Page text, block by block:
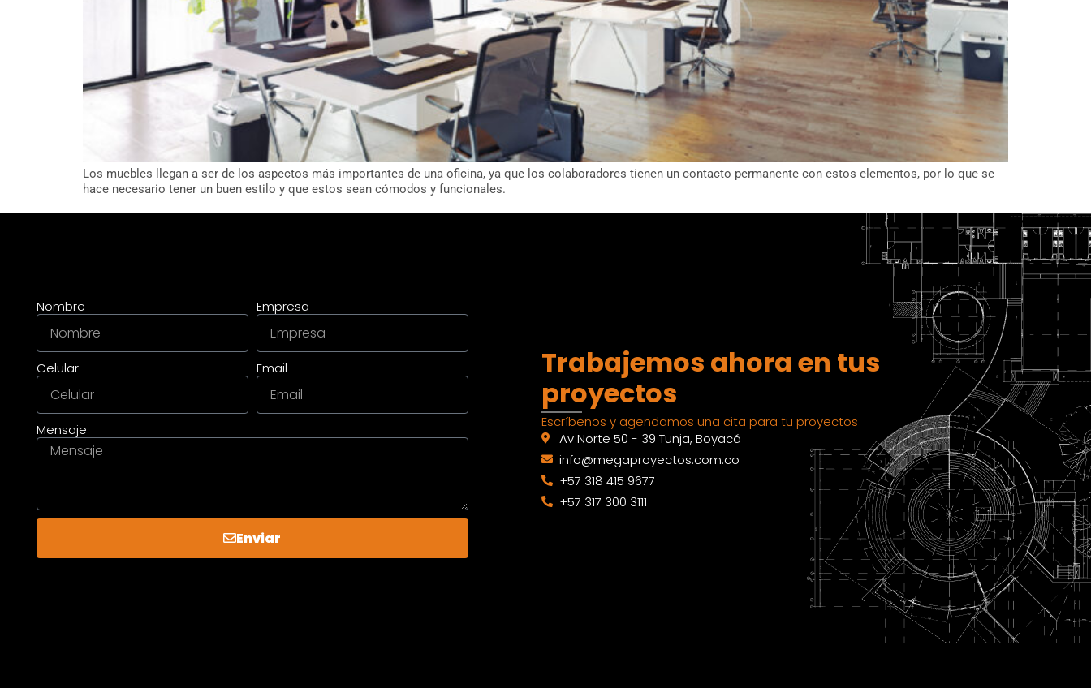
Los muebles llegan a ser de los aspectos más importantes de una oficina, ya que los colaboradores tienen un contacto permanente con estos elementos, por lo que se
hace necesario tener un buen estilo y que estos sean cómodos y funcionales.
Nombre Empresa
Celular Email
Mensaje
Enviar
Trabajemos ahora en tus
proyectos
Escríbenos y agendamos una cita para tu proyectos
Av Norte 50 - 39 Tunja, Boyacá
info@megaproyectos.com.co
+57 318 415 9677
+57 317 300 3111